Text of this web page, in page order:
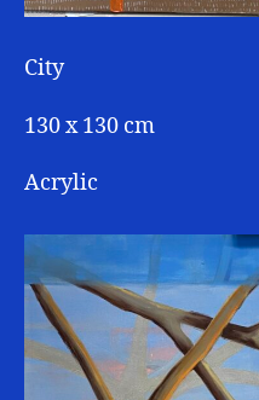
City
130 x 130 cm
Acrylic